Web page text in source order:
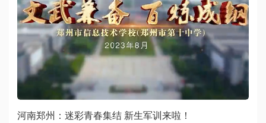
河南郑州：迷彩青春集结 新生军训来啦！